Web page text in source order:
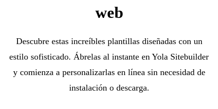
web
Descubre estas increíbles plantillas diseñadas con un
estilo sofisticado. Ábrelas al instante en Yola Sitebuilder
y comienza a personalizarlas en línea sin necesidad de
instalación o descarga.